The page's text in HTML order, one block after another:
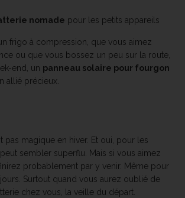
nomade pour les petits appareils
frigo à compression, que vous aimez
ou que vous bossez un peu sur la route,
end, un panneau solaire pour fourgon
allié précieux.
pas magique en hiver. Et oui, pour les
sembler superflu. Mais si vous aimez
probablement par y venir. Même pour
Surtout quand vous aurez oublié de
chez vous, la veille du départ.